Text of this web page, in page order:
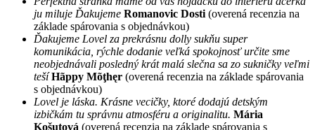
ju miluje Ďakujeme Romanovic Dosti (overená recenzia na
základe spárovania s objednávkou)
Ďakujeme Lovel za prekrásnu dolly sukňu super
komunikácia, rýchle dodanie veľká spokojnosť určite sme
neobjednávali posledný krát malá slečna sa zo sukničky veľmi
tešíHãppy Mõţhęr (overená recenzia na základe spárovania
s objednávkou)
Lovel je láska. Krásne vecičky, ktoré dodajú detským
izbičkám tu správnu atmosféru a originalitu. Mária
Košutová (overená recenzia na základe spárovania s